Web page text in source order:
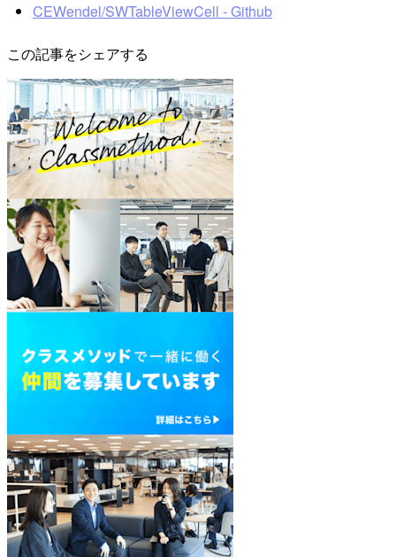
CEWendel/SWTableViewCell - Github
この記事をシェアする